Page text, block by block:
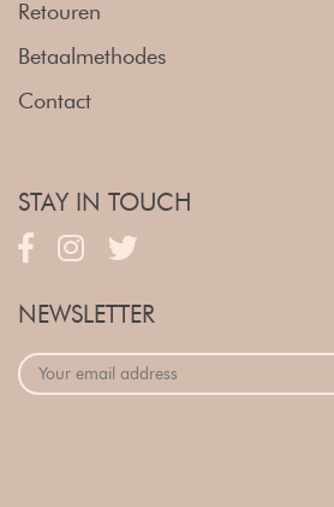
Retouren
Betaalmethodes
Contact
STAY IN TOUCH
NEWSLETTER